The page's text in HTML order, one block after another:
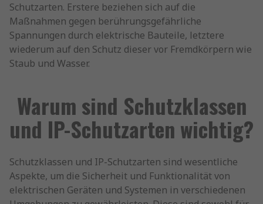
Schutzarten. Erstere beziehen sich auf die
Maßnahmen gegen berührungsgefährliche
Spannungen durch elektrische Bauteile, letztere
wiederum auf den Schutz dieser vor Fremdkörpern wie
Staub und Wasser.
Warum sind Schutzklassen
und IP-Schutzarten wichtig?
Schutzklassen und IP-Schutzarten sind wesentliche
Aspekte, um die Sicherheit und Funktionalität von
elektrischen Geräten und Systemen in verschiedenen